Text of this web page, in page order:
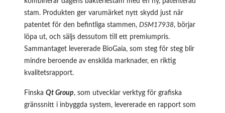
stam. Produkten ger varumärket nytt skydd just när
patentet för den befintliga stammen, DSM17938, börjar
löpa ut, och säljs dessutom till ett premiumpris.
Sammantaget levererade BioGaia, som steg för steg blir
mindre beroende av enskilda marknader, en riktig
kvalitetsrapport.
Finska Qt Group, som utvecklar verktyg för grafiska
gränssnitt i inbyggda system, levererade en rapport som